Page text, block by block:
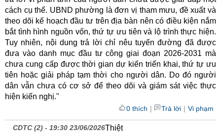
cách cụ thể. UBND phường là đơn vị tham mưu, đề xuất và
theo dõi kế hoạch đầu tư trên địa bàn nên có điều kiện nắm
bắt tình hình nguồn vốn, thứ tự ưu tiên và lộ trình thực hiện.
Tuy nhiên, nội dung trả lời chỉ nêu tuyến đường đã được
đưa vào danh mục đầu tư công giai đoạn 2026-2031 mà
chưa cung cấp được thời gian dự kiến triển khai, thứ tự ưu
tiên hoặc giải pháp tạm thời cho người dân. Do đó người
dân vẫn chưa có cơ sở để theo dõi và giám sát việc thực
hiện kiến nghị."
0 thích | Trả lời | Vi phạm
CDTC (2) - 19:30 23/06/2026Thiệt